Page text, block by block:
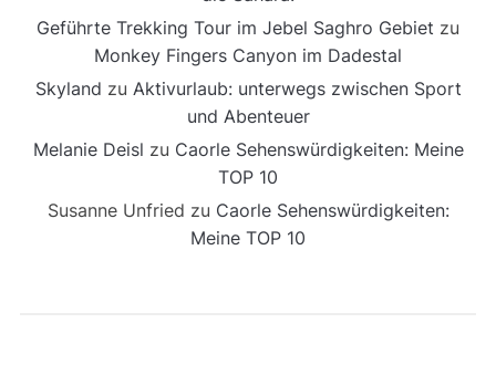
Geführte Trekking Tour im Jebel Saghro Gebiet zu
Monkey Fingers Canyon im Dadestal
Skyland zu Aktivurlaub: unterwegs zwischen Sport
und Abenteuer
Melanie Deisl zu Caorle Sehenswürdigkeiten: Meine
TOP 10
Susanne Unfried zu Caorle Sehenswürdigkeiten:
Meine TOP 10